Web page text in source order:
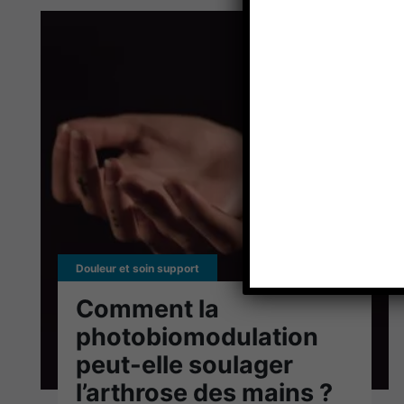
Douleur et soin support
Comment la
photobiomodulation
peut-elle soulager
l’arthrose des mains ?